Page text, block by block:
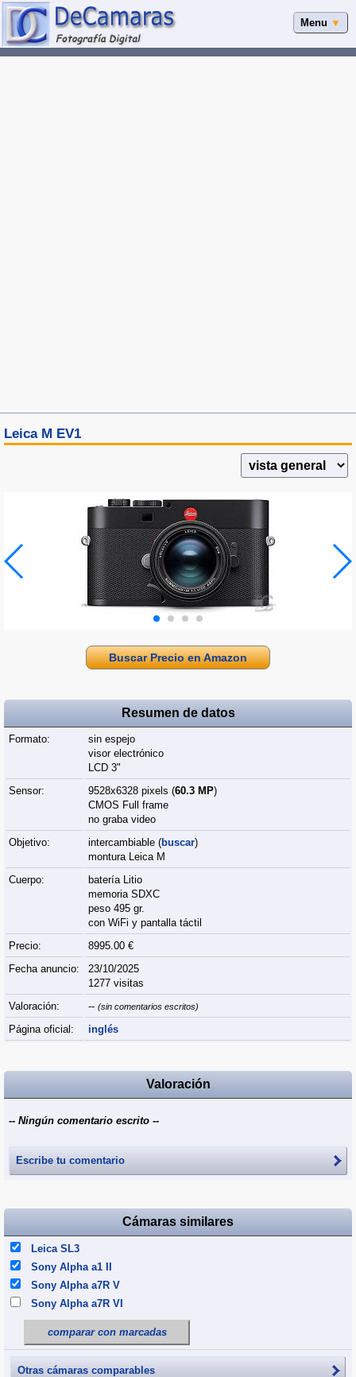
Menu ▼
Leica M EV1
Buscar Precio en Amazon
Resumen de datos
Formato:
sin espejo
visor electrónico
LCD 3"
Sensor:
9528x6328 pixels (60.3 MP)
CMOS Full frame
no graba video
Objetivo:
intercambiable (buscar)
montura Leica M
Cuerpo:
batería Litio
memoria SDXC
peso 495 gr.
con WiFi y pantalla táctil
Precio:
8995.00 €
Fecha anuncio:
23/10/2025
1277 visitas
Valoración:
-- (sin comentarios escritos)
Página oficial: inglés
Valoración
-- Ningún comentario escrito --
Escribe tu comentario
Cámaras similares
Leica SL3
Sony Alpha a1 II
Sony Alpha a7R V
Sony Alpha a7R VI
comparar con marcadas
Otras cámaras comparables